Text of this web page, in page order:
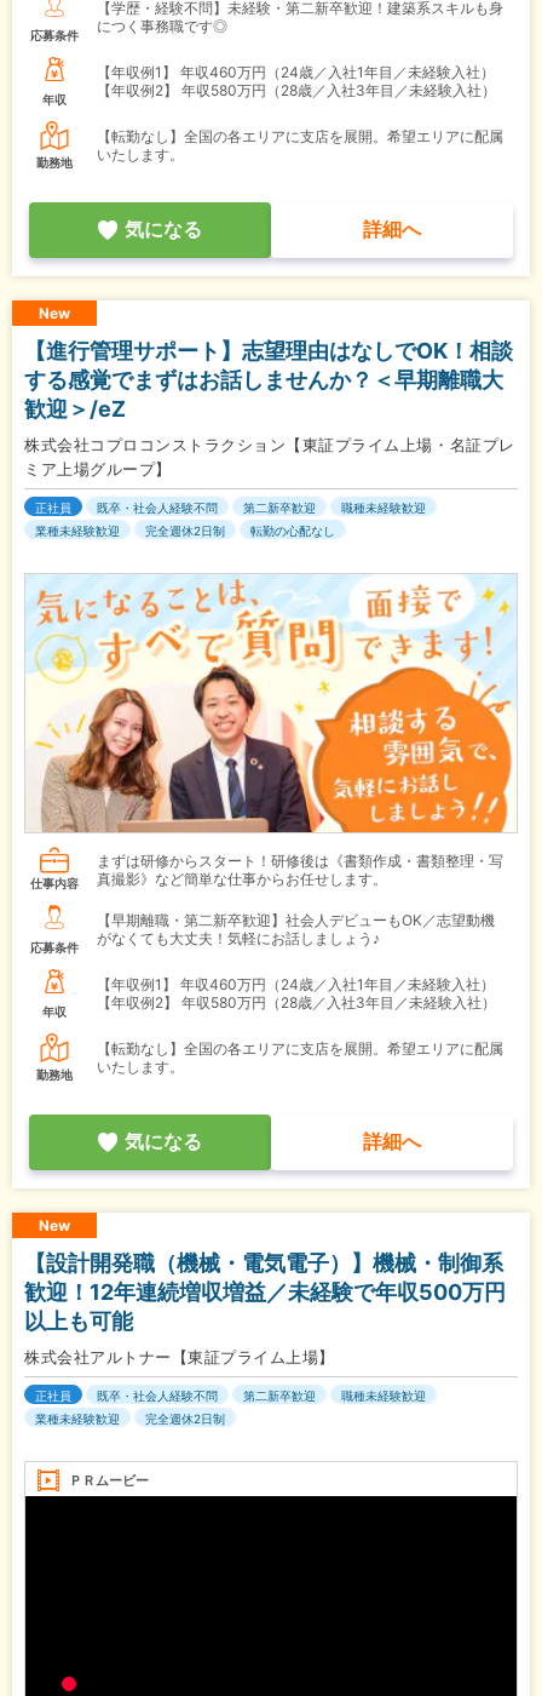
応募条件
【学歴・経験不問】未経験・第二新卒歓迎！建築系スキルも身
につく事務職です◎
年収
【年収例1】
年収460万円（24歳／入社1年目／未経験入社）
【年収例2】
年収580万円（28歳／入社3年目／未経験入社）
勤務地
【転勤なし】全国の各エリアに支店を展開。希望エリアに配属
いたします。
気になる 詳細へ
New
【進行管理サポート】志望理由はなしでOK！相談
する感覚でまずはお話しませんか？＜早期離職大
歓迎＞/eZ
株式会社コプロコンストラクション【東証プライム上場・名証プレ
ミア上場グループ】
正社員 既卒・社会人経験不問 第二新卒歓迎
職種未経験歓迎
業種未経験歓迎
完全週休2日制 転勤の心配なし
仕事内容
まずは研修からスタート！研修後は《書類作成・書類整理・写
真撮影》など簡単な仕事からお任せします。
応募条件
【早期離職・第二新卒歓迎】社会人デビューもOK／志望動機
がなくても大丈夫！気軽にお話しましょう♪
年収
【年収例1】
年収460万円（24歳／入社1年目／未経験入社）
【年収例2】
年収580万円（28歳／入社3年目／未経験入社）
勤務地
【転勤なし】全国の各エリアに支店を展開。希望エリアに配属
いたします。
気になる 詳細へ
New
【設計開発職（機械・電気電子）】機械・制御系
歓迎！12年連続増収増益／未経験で年収500万円
以上も可能
株式会社アルトナー【東証プライム上場】
正社員 既卒・社会人経験不問 第二新卒歓迎
職種未経験歓迎
業種未経験歓迎
完全週休2日制
ＰＲムービー